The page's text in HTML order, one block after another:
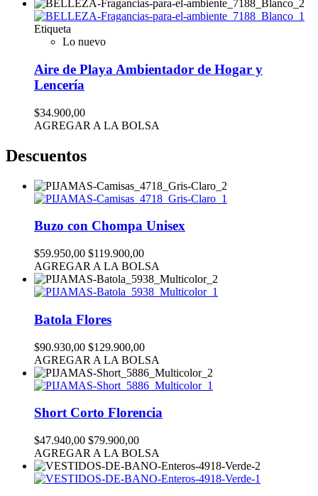
Etiqueta
Lo nuevo
Aire de Playa Ambientador de Hogar y
Lencería
$34.900,00
AGREGAR A LA BOLSA
Descuentos
Buzo con Chompa Unisex
$59.950,00 $119.900,00
AGREGAR A LA BOLSA
Batola Flores
$90.930,00 $129.900,00
AGREGAR A LA BOLSA
Short Corto Florencia
$47.940,00 $79.900,00
AGREGAR A LA BOLSA